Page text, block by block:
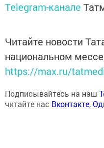
Telegram-канале
Читайте новости
национальном
https://max.ru/
Подписывайтесь на наш
читайте нас Вконтакте,